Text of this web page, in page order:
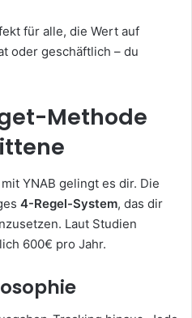
für alle, die Wert auf
oder geschäftlich – du
Methode
YNAB gelingt es dir. Die
4-Regel-System, das dir
Laut Studien
600€ pro Jahr.